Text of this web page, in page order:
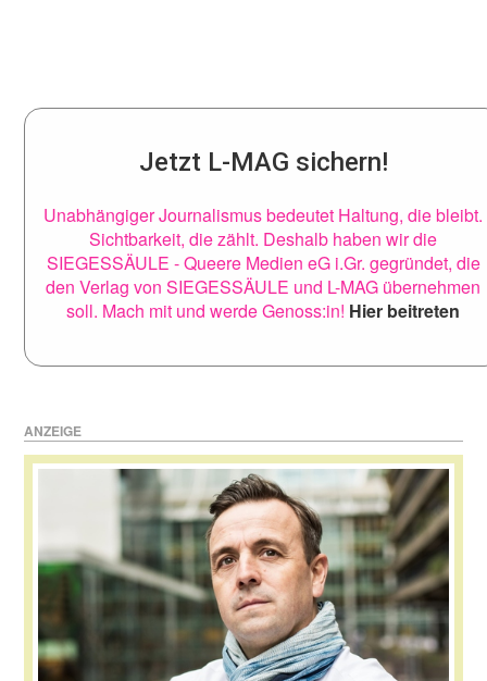
Jetzt L-MAG sichern!
Unabhängiger Journalismus bedeutet Haltung, die bleibt.
Sichtbarkeit, die zählt. Deshalb haben wir die
SIEGESSÄULE - Queere Medien eG i.Gr. gegründet, die
den Verlag von SIEGESSÄULE und L-MAG übernehmen
soll. Mach mit und werde Genoss:in! Hier beitreten
ANZEIGE